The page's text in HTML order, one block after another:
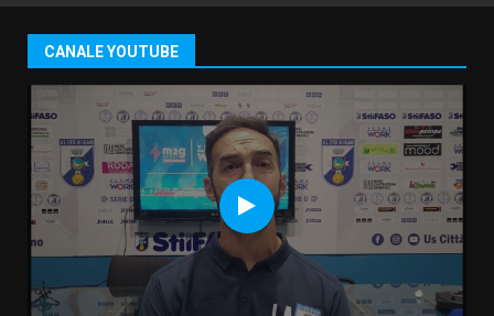
CANALE YOUTUBE